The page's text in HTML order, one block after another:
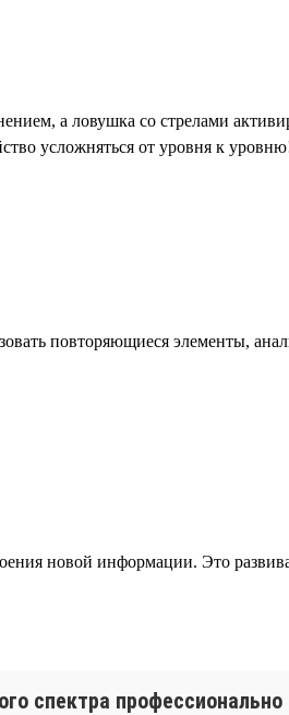
а ловушка со стрелами
усложняться от уровня к
повторяющиеся элементы,
новой информации. Это
спектра